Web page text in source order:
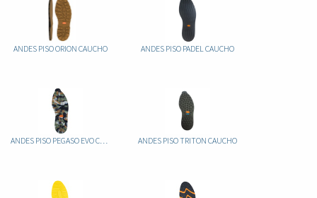
ANDES PISO ORION CAUCHO ANDES PISO PADEL CAUCHO
ANDES PISO PEGASO EVO CAUCHO ANDES PISO TRITON CAUCHO